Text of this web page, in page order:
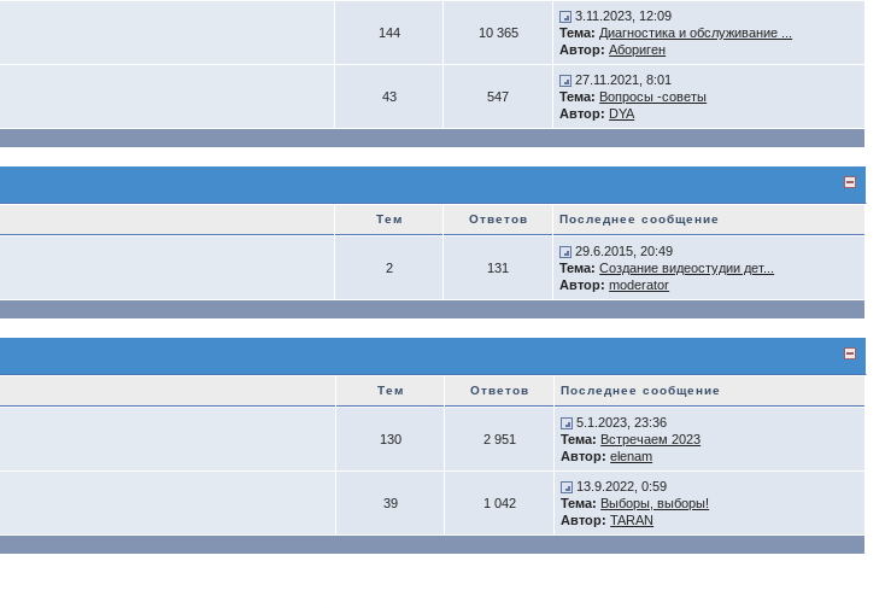
144 10 365
3.11.2023, 12:09
Тема: Диагностика и обслуживание ...
Автор: Абориген
43 547
27.11.2021, 8:01
Тема: Вопросы -советы
Автор: DYA
Тем Ответов Последнее сообщение
2 131
29.6.2015, 20:49
Тема: Создание видеостудии дет...
Автор: moderator
Тем Ответов Последнее сообщение
130 2 951
5.1.2023, 23:36
Тема: Встречаем 2023
Автор: elenam
39 1 042
13.9.2022, 0:59
Тема: Выборы, выборы!
Автор: TARAN